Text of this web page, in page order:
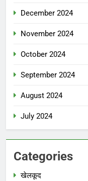
December 2024
November 2024
October 2024
September 2024
August 2024
July 2024
Categories
खेलकूद